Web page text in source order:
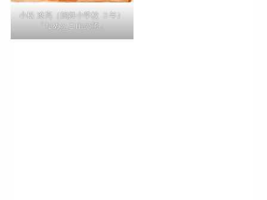
小松 遼亮（鶴舞小学校 ３年）
「なめとこ山の熊」